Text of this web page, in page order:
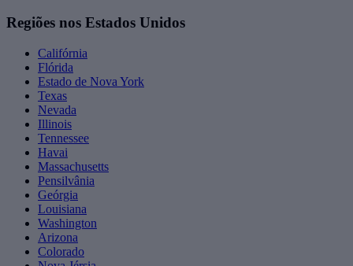
Regiões nos Estados Unidos
Califórnia
Flórida
Estado de Nova York
Texas
Nevada
Illinois
Tennessee
Havai
Massachusetts
Pensilvânia
Geórgia
Louisiana
Washington
Arizona
Colorado